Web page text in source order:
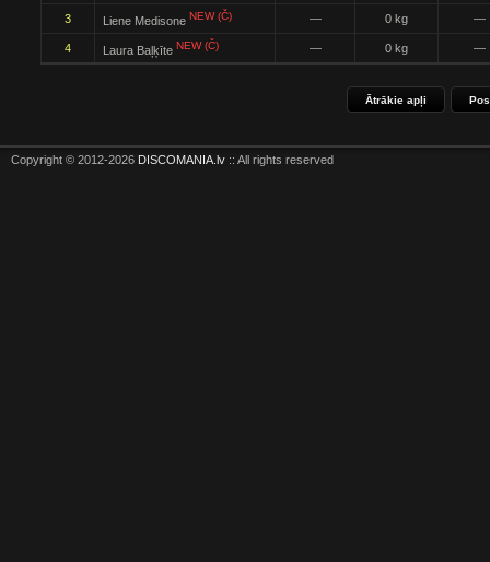
3 Liene Medisone NEW (Č) — 0 kg —
4 Laura Baļķīte NEW (Č) — 0 kg —
Ātrākie apļi
Copyright © 2012-2026 DISCOMANIA.lv :: All rights reserved